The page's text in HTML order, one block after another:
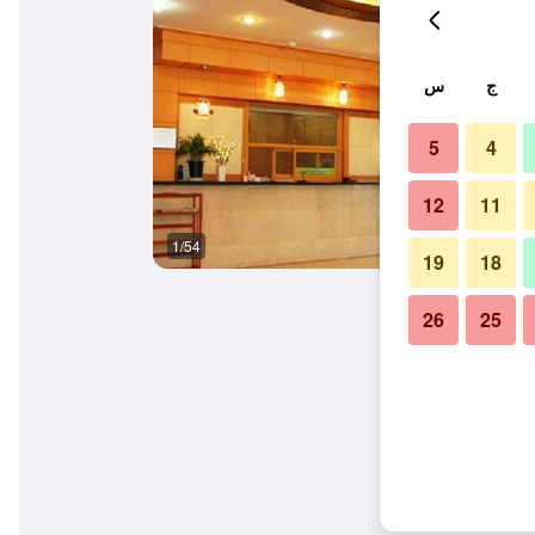
1/54
ج س
4
5
11
12
18
19
25
26